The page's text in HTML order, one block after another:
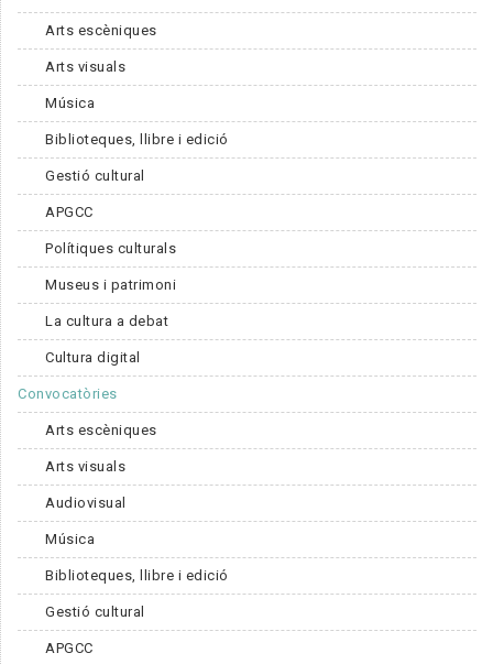
Arts escèniques
Arts visuals
Música
Biblioteques, llibre i edició
Gestió cultural
APGCC
Polítiques culturals
Museus i patrimoni
La cultura a debat
Cultura digital
Convocatòries
Arts escèniques
Arts visuals
Audiovisual
Música
Biblioteques, llibre i edició
Gestió cultural
APGCC